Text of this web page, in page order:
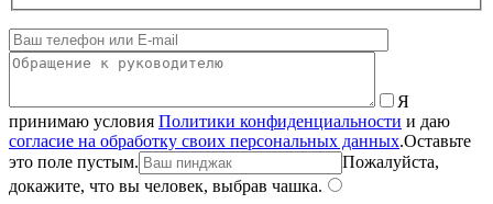
Я
принимаю условия Политики конфиденциальности и даю
согласие на обработку своих персональных данных.Оставьте
это поле пустым.
Пожалуйста,
докажите, что вы человек, выбрав чашка.